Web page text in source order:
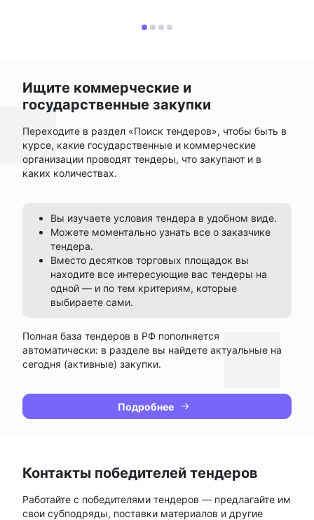
Ищите коммерческие и
государственные закупки
Переходите в раздел «Поиск тендеров», чтобы быть в
курсе, какие государственные и коммерческие
организации проводят тендеры, что закупают и в
каких количествах.
Вы изучаете условия тендера в удобном виде.
Можете моментально узнать все о заказчике
тендера.
Вместо десятков торговых площадок вы
находите все интересующие вас тендеры на
одной — и по тем критериям, которые
выбираете сами.
Полная база тендеров в РФ пополняется
автоматически: в разделе вы найдете актуальные на
сегодня (активные) закупки.
Подробнее
Контакты победителей тендеров
Работайте с победителями тендеров — предлагайте им
свои субподряды, поставки материалов и другие